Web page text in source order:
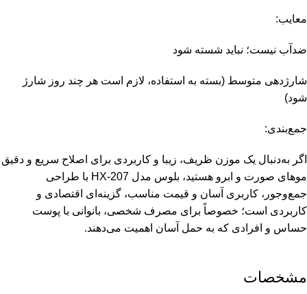
معایب:
ضدآب نیست؛ نباید شسته شود
شارژدهی متوسط (بسته به استفاده، لازم است هر چند روز شارژ
شود)
جمع‌بندی:
اگر به‌دنبال یک موزن ظریف، زیبا و کاربردی برای اصلاح سریع و دقیق
موهای صورت و ابرو هستید، بلوس مدل HX-207 با طراحی
جمع‌وجور، کاربری آسان و قیمت مناسب، گزینه‌ای اقتصادی و
کاربردی است؛ خصوصاً برای مصرف شخصی، بانوانی با پوست
حساس و افرادی که به حمل آسان اهمیت می‌دهند.
مشخصات